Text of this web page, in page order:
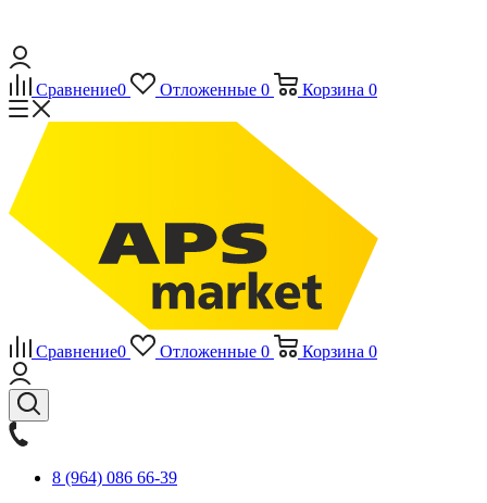
Сравнение0 Отложенные 0 Корзина 0
Сравнение0 Отложенные 0 Корзина 0
8 (964) 086 66-39